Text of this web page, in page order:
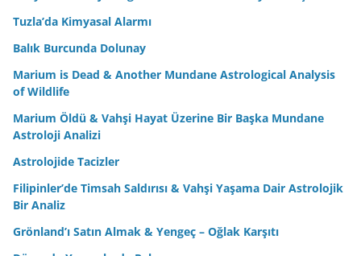
Tuzla’da Kimyasal Alarmı
Balık Burcunda Dolunay
Marium is Dead & Another Mundane Astrological Analysis
of Wildlife
Marium Öldü & Vahşi Hayat Üzerine Bir Başka Mundane
Astroloji Analizi
Astrolojide Tacizler
Filipinler’de Timsah Saldırısı & Vahşi Yaşama Dair Astrolojik
Bir Analiz
Grönland’ı Satın Almak & Yengeç – Oğlak Karşıtı